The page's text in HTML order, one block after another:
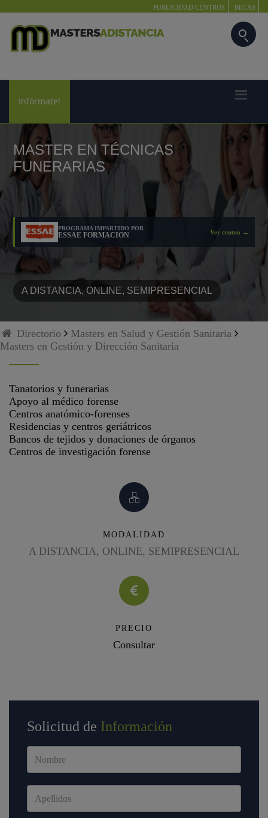
PUBLICIDAD CENTROS BECAS
Infórmate!
MASTER EN TÉCNICAS
FUNERARIAS
PROGRAMA IMPARTIDO POR
ESSAE FORMACION Ver centro →
A DISTANCIA, ONLINE, SEMIPRESENCIAL
Directorio
Masters en Salud y Gestión Sanitaria
Masters en Gestión y Dirección Sanitaria
Tanatorios y funerarias
Apoyo al médico forense
Centros anatómico-forenses
Residencias y centros geriátricos
Bancos de tejidos y donaciones de órganos
Centros de investigación forense
MODALIDAD
A DISTANCIA, ONLINE, SEMIPRESENCIAL
PRECIO
Consultar
Solicitud de Información